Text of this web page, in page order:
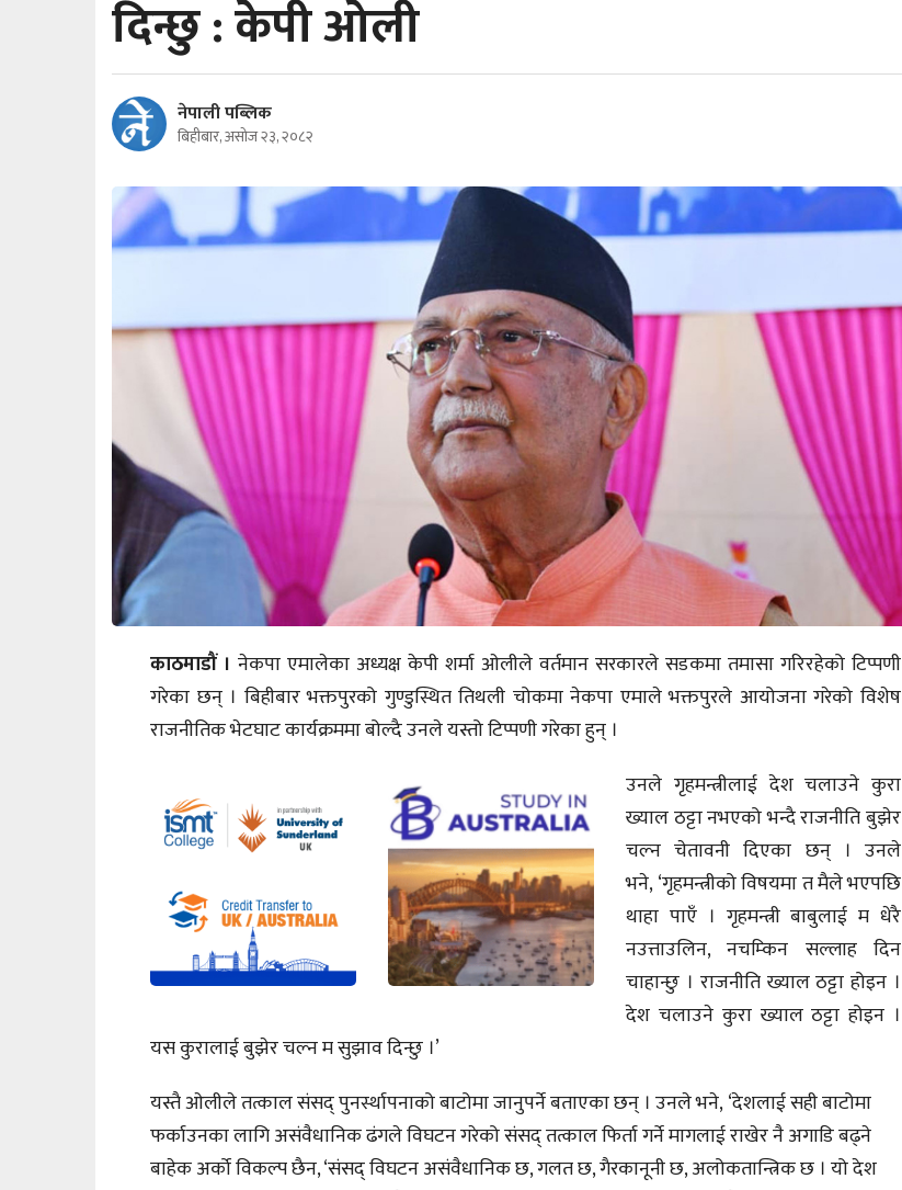
दिन्छु : केपी ओली
नेपाली पब्लिक
बिहीबार, असोज २३, २०८२
काठमाडौं । नेकपा एमालेका अध्यक्ष केपी शर्मा ओलीले वर्तमान सरकारले सडकमा तमासा गरिरहेको टिप्पणी
गरेका छन् । बिहीबार भक्तपुरको गुण्डुस्थित तिथली चोकमा नेकपा एमाले भक्तपुरले आयोजना गरेको विशेष
राजनीतिक भेटघाट कार्यक्रममा बोल्दै उनले यस्तो टिप्पणी गरेका हुन् ।
उनले गृहमन्त्रीलाई देश चलाउने कुरा
ख्याल ठट्टा नभएको भन्दै राजनीति बुझेर
चल्न चेतावनी दिएका छन् । उनले
भने, ‘गृहमन्त्रीको विषयमा त मैले भएपछि
थाहा पाएँ । गृहमन्त्री बाबुलाई म धेरै
नउत्ताउलिन, नचम्किन सल्लाह दिन
चाहान्छु । राजनीति ख्याल ठट्टा होइन ।
देश चलाउने कुरा ख्याल ठट्टा होइन ।
यस कुरालाई बुझेर चल्न म सुझाव दिन्छु ।’
यस्तै ओलीले तत्काल संसद् पुनर्स्थापनाको बाटोमा जानुपर्ने बताएका छन् । उनले भने, ‘देशलाई सही बाटोमा
फर्काउनका लागि असंवैधानिक ढंगले विघटन गरेको संसद् तत्काल फिर्ता गर्ने मागलाई राखेर नै अगाडि बढ्ने
बाहेक अर्को विकल्प छैन, ‘संसद् विघटन असंवैधानिक छ, गलत छ, गैरकानूनी छ, अलोकतान्त्रिक छ । यो देश